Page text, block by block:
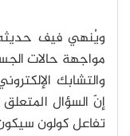
ويُنهي فيف حديثه
مواجهة حالات
والتشابك
إنّ السؤال
تفاعل كولون